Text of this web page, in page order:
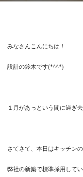
みなさんこんにちは！
設計の鈴木です(*^^*)
１月があっという間に過ぎ
さてさて、本日はキッチンの
弊社の新築で標準採用して